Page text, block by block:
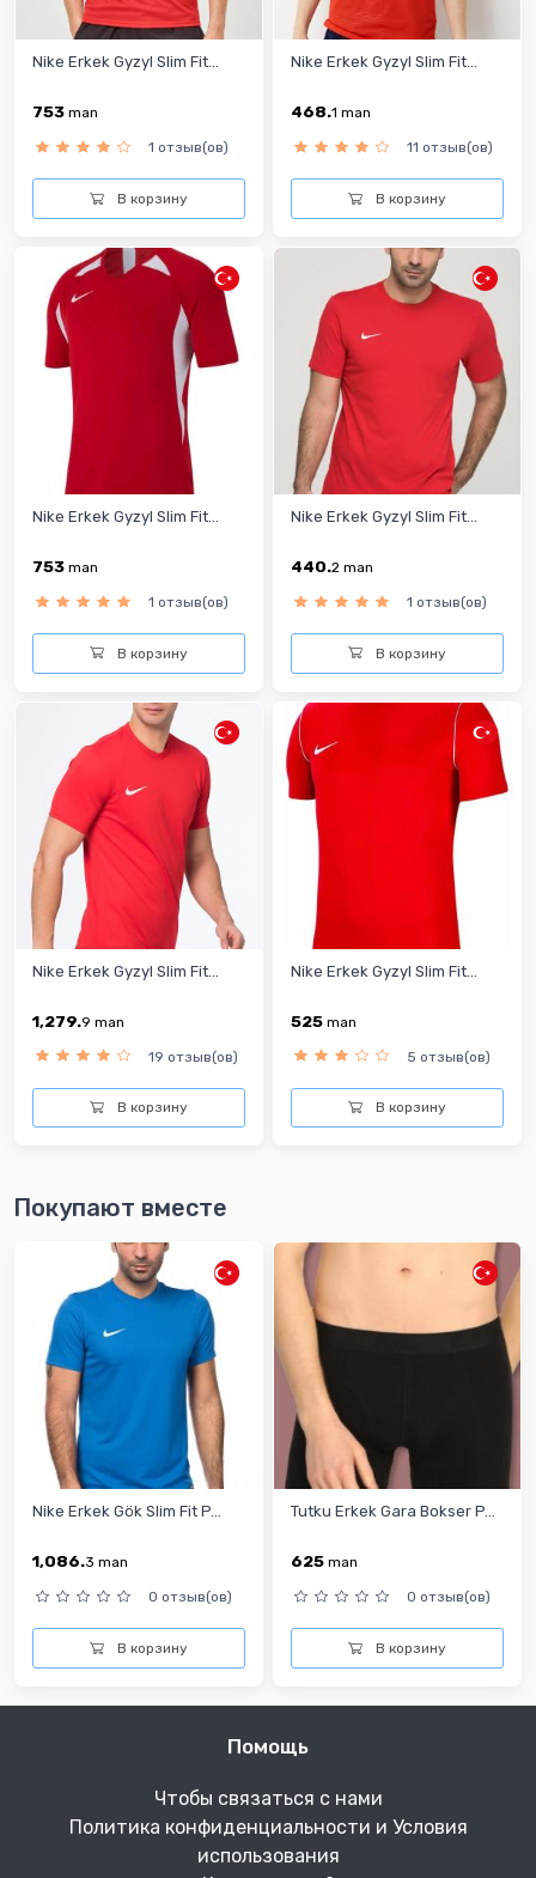
Nike Erkek Gyzyl Slim Fit...
753 man
1 отзыв(ов)
В корзину
Nike Erkek Gyzyl Slim Fit...
468.1 man
11 отзыв(ов)
В корзину
Nike Erkek Gyzyl Slim Fit...
753 man
1 отзыв(ов)
В корзину
Nike Erkek Gyzyl Slim Fit...
440.2 man
1 отзыв(ов)
В корзину
Nike Erkek Gyzyl Slim Fit...
1,279.9 man
19 отзыв(ов)
В корзину
Nike Erkek Gyzyl Slim Fit...
525 man
5 отзыв(ов)
В корзину
Покупают вместе
Nike Erkek Gök Slim Fit P...
1,086.3 man
0 отзыв(ов)
В корзину
Tutku Erkek Gara Bokser P...
625 man
0 отзыв(ов)
В корзину
Помощь
Чтобы связаться с нами
Политика конфиденциальности и Условия
использования